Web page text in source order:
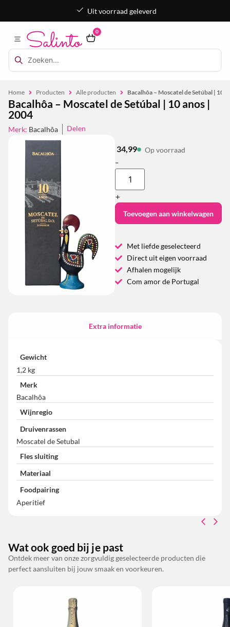
Uit voorraad geleverd
0
Home Producten Alle producten Bacalhôa – Moscatel de Setúbal | 10
Bacalhôa – Moscatel de Setúbal | 10 anos |
2004
Merk: Bacalhôa Delen
34,99 Op voorraad
-
+
Toevoegen aan winkelwagen
Met liefde geselecteerd
Direct uit eigen voorraad
Afhalen mogelijk
Com amor de Portugal
Extra informatie
Gewicht
1,2 kg
Merk
Bacalhôa
Wijnregio
Druivenrassen
Moscatel de Setubal
Fles sluiting
Materiaal
Foodpairing
Aperitief
Wat ook goed bij je past
Ontdek meer van onze zorgvuldig geselecteerde producten die
perfect aansluiten bij jouw smaak en voorkeuren.